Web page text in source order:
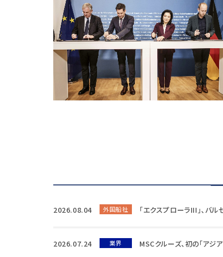
2026.08.04 外国船社 「エクスプローラIII」、バ
2026.07.24 業界 MSCクルーズ、初の「アジ